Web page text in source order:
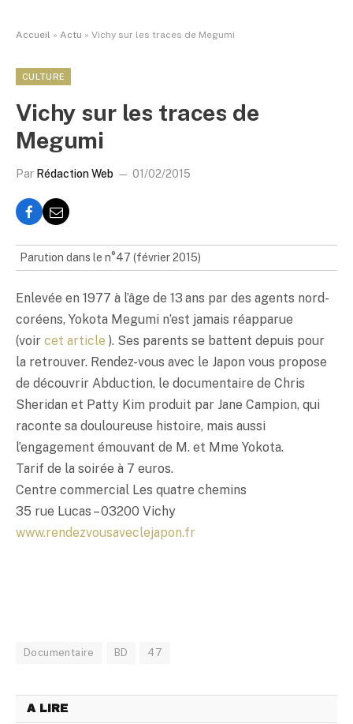
Accueil » Actu » Vichy sur les traces de Megumi
CULTURE
Vichy sur les traces de
Megumi
Par Rédaction Web 01/02/2015
Parution dans le n°47 (février 2015)
Enlevée en 1977 à l’âge de 13 ans par des agents nord-
coréens, Yokota Megumi n’est jamais réapparue
(voir cet article ). Ses parents se battent depuis pour
la retrouver. Rendez-vous avec le Japon vous propose
de découvrir Abduction, le documentaire de Chris
Sheridan et Patty Kim produit par Jane Campion, qui
raconte sa douloureuse histoire, mais aussi
l’engagement émouvant de M. et Mme Yokota.
Tarif de la soirée à 7 euros.
Centre commercial Les quatre chemins
35 rue Lucas – 03200 Vichy
www.rendezvousaveclejapon.fr
Documentaire BD 47
A LIRE